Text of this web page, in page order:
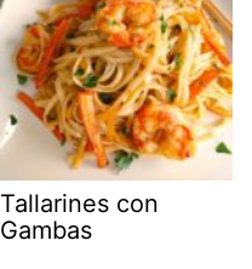
Tallarines con
Gambas